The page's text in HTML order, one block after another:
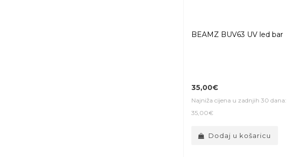
BEAMZ BUV63 UV led bar
35,00€
Najniža cijena u zadnjih 30 dana:
35,00€
Dodaj u košaricu